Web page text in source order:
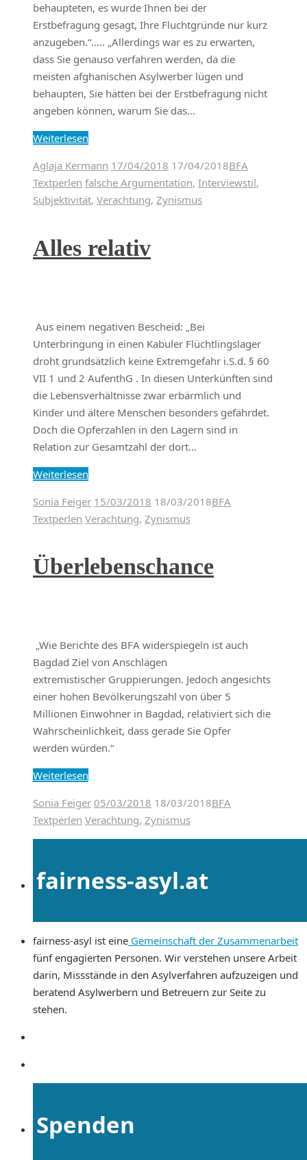
behaupteten, es wurde Ihnen bei der
Erstbefragung gesagt, Ihre Fluchtgründe nur kurz
anzugeben.“….. „Allerdings war es zu erwarten,
dass Sie genauso verfahren werden, da die
meisten afghanischen Asylwerber lügen und
behaupten, Sie hätten bei der Erstbefragung nicht
angeben können, warum Sie das…
Weiterlesen
Aglaja Kermann 17/04/2018 17/04/2018BFA
Textperlen falsche Argumentation, Interviewstil,
Subjektivität, Verachtung, Zynismus
Alles relativ
Aus einem negativen Bescheid: „Bei
Unterbringung in einen Kabuler Flüchtlingslager
droht grundsätzlich keine Extremgefahr i.S.d. § 60
VII 1 und 2 AufenthG . In diesen Unterkünften sind
die Lebensverhältnisse zwar erbärmlich und
Kinder und ältere Menschen besonders gefährdet.
Doch die Opferzahlen in den Lagern sind in
Relation zur Gesamtzahl der dort…
Weiterlesen
Sonia Feiger 15/03/2018 18/03/2018BFA
Textperlen Verachtung, Zynismus
Überlebenschance
„Wie Berichte des BFA widerspiegeln ist auch
Bagdad Ziel von Anschlägen
extremistischer Gruppierungen. Jedoch angesichts
einer hohen Bevölkerungszahl von über 5
Millionen Einwohner in Bagdad, relativiert sich die
Wahrscheinlichkeit, dass gerade Sie Opfer
werden würden.“
Weiterlesen
Sonia Feiger 05/03/2018 18/03/2018BFA
Textperlen Verachtung, Zynismus
fairness-asyl.at
fairness-asyl ist eine Gemeinschaft der Zusammenarbeit
fünf engagierten Personen. Wir verstehen unsere Arbeit
darin, Missstände in den Asylverfahren aufzuzeigen und
beratend Asylwerbern und Betreuern zur Seite zu
stehen.
Spenden